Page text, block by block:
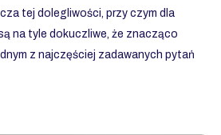
tej dolegliwości, przy czym dla
na tyle dokuczliwe, że znacząco
z najczęściej zadawanych pytań